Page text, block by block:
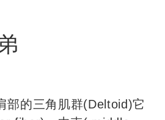
部的三角肌群(Deltoid)它